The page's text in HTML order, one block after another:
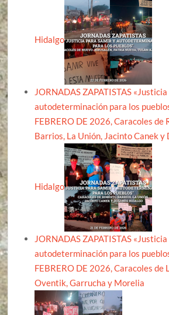
Hidalgo
JORNADAS ZAPATISTAS
autodeterminación para los
FEBRERO DE 2026, Caracoles de
Barrios, La Unión, Jacinto Canek y
Hidalgo
JORNADAS ZAPATISTAS
autodeterminación para los
FEBRERO DE 2026, Caracoles de
Oventik, Garrucha y Morelia